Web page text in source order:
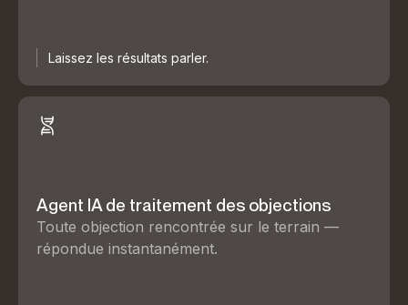
Laissez les résultats parler.
Agent IA de traitement des objections
Toute objection rencontrée sur le terrain —
répondue instantanément.